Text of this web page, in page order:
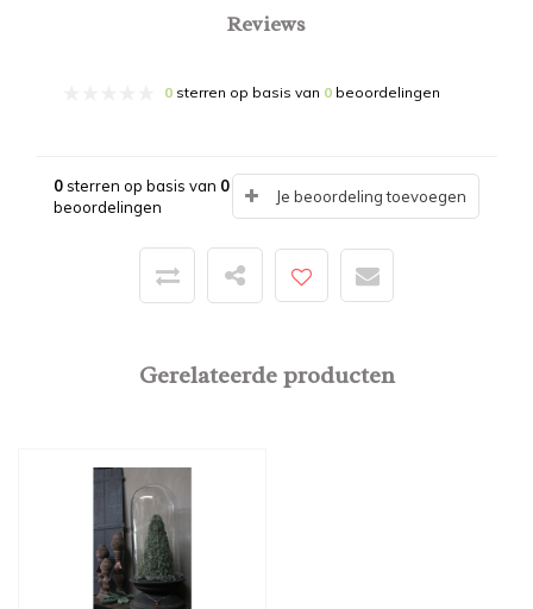
Reviews
0 sterren op basis van 0 beoordelingen
0sterren op basis van 0
beoordelingen
Je beoordeling toevoegen
Gerelateerde producten